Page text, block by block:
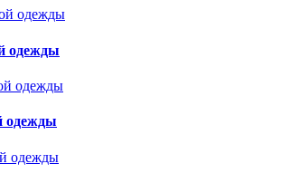
одежды
одежды